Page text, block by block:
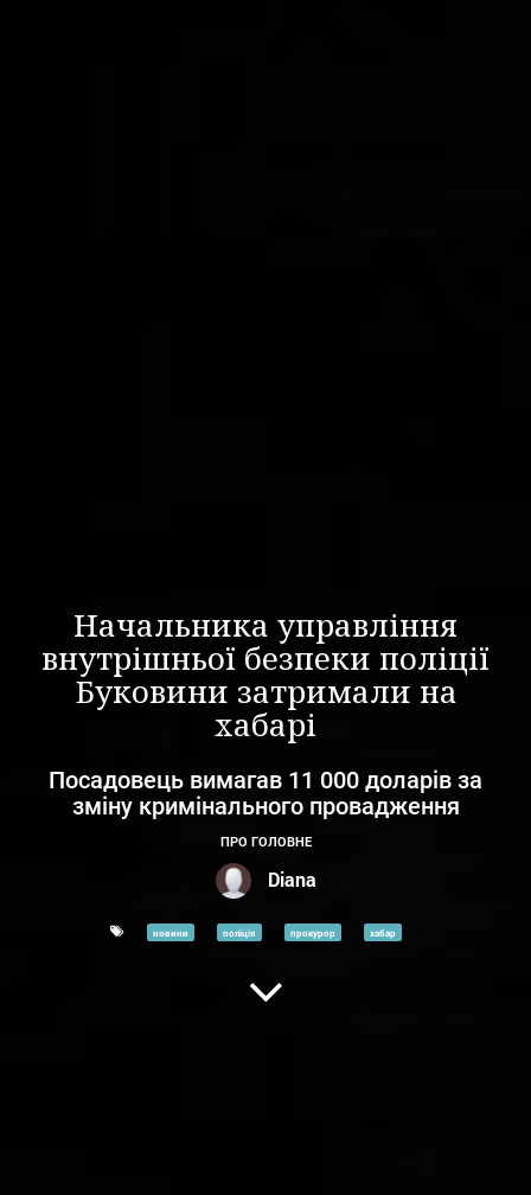
Начальника управління
внутрішньої безпеки поліції
Буковини затримали на
хабарі
Посадовець вимагав 11 000 доларів за
зміну кримінального провадження
ПРО ГОЛОВНЕ
Diana
новини поліція прокурор хабар